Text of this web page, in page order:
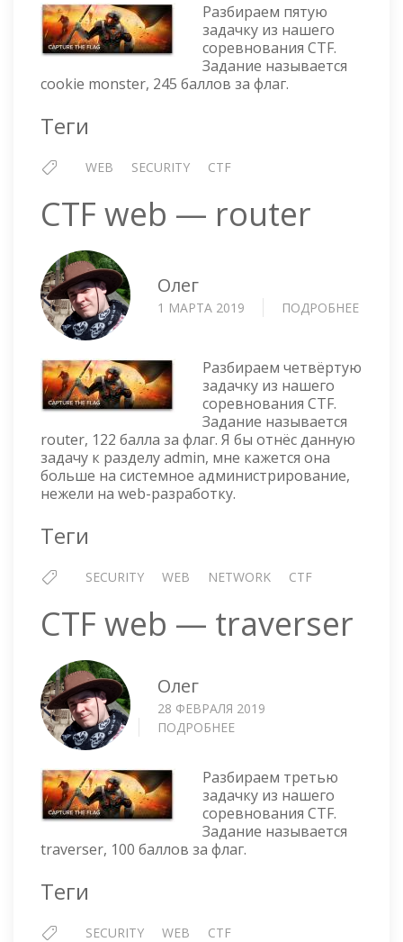
Разбираем пятую
задачку из нашего
соревнования CTF.
Задание называется
cookie monster, 245 баллов за флаг.
Теги
WEB SECURITY CTF
CTF web — router
Олег
1 МАРТА 2019 ПОДРОБНЕЕ
—
Разбираем четвёртую
задачку из нашего
соревнования CTF.
Задание называется
router, 122 балла за флаг. Я бы отнёс данную
задачу к разделу admin, мне кажется она
больше на системное администрирование,
нежели на web-разработку.
Теги
SECURITY WEB NETWORK CTF
CTF web — traverser
Олег
28 ФЕВРАЛЯ 2019
ПОДРОБНЕЕ
—
TRAVERSER
Разбираем третью
задачку из нашего
соревнования CTF.
Задание называется
traverser, 100 баллов за флаг.
Теги
SECURITY WEB CTF